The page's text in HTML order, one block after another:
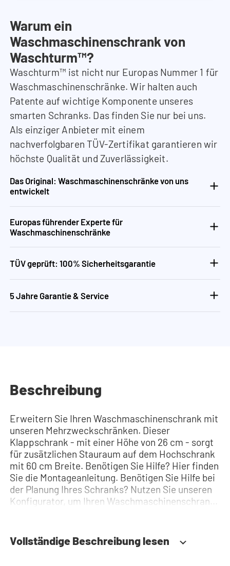
Warum ein
Waschmaschinenschrank von
Waschturm™?
Waschturm™ ist nicht nur Europas Nummer 1 für
Waschmaschinenschränke. Wir halten auch
Patente auf wichtige Komponente unseres
smarten Schranks. Das finden Sie nur bei uns.
Als einziger Anbieter mit einem
nachverfolgbaren TÜV-Zertifikat garantieren wir
höchste Qualität und Zuverlässigkeit.
Das Original: Waschmaschinenschränke von uns
entwickelt
Europas führender Experte für
Waschmaschinenschränke
TÜV geprüft: 100% Sicherheitsgarantie
5 Jahre Garantie & Service
Beschreibung
Erweitern Sie Ihren Waschmaschinenschrank mit
unseren Mehrzweckschränken. Dieser
Klappschrank - mit einer Höhe von 26 cm - sorgt
für zusätzlichen Stauraum auf dem Hochschrank
mit 60 cm Breite. Benötigen Sie Hilfe? Hier finden
Sie die Montageanleitung. Benötigen Sie Hilfe bei
der Planung Ihres Schranks? Nutzen Sie unseren
Konfigurator, um Ihren Waschmaschinenschrank
Vollständige Beschreibung lesen